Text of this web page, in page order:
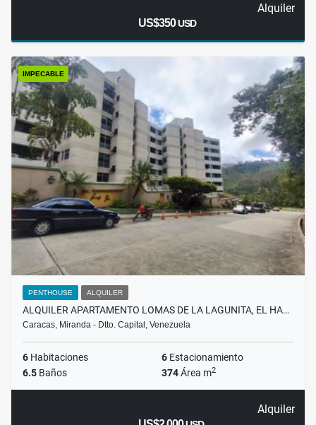
Alquiler
US$350USD
IMPECABLE
PENTHOUSE ALQUILER
ALQUILER APARTAMENTO LOMAS DE LA LAGUNITA, EL HA…
Caracas, Miranda - Dtto. Capital, Venezuela
6 Habitaciones 6 Estacionamiento
6.5 Baños 374Área m2
Alquiler